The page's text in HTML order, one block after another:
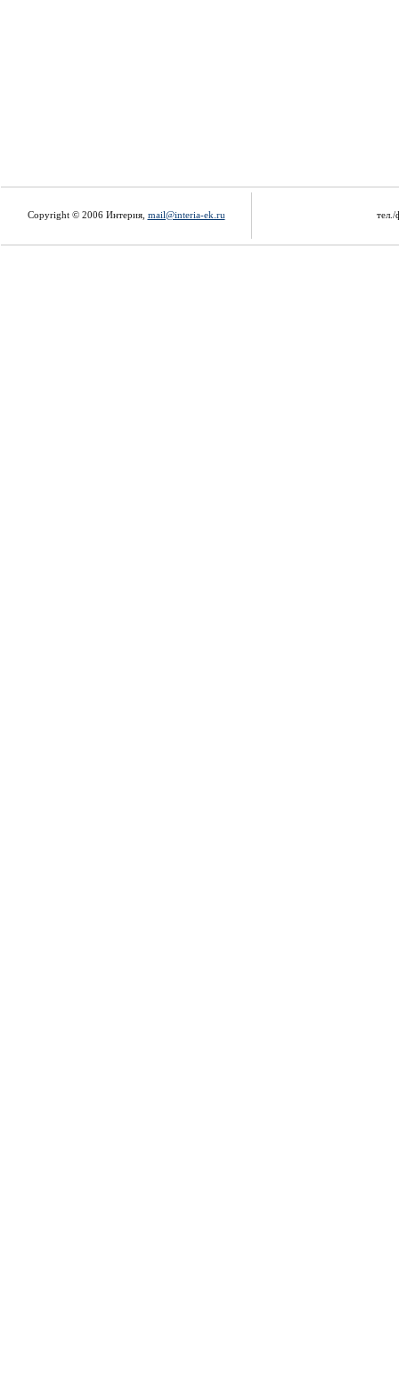
Copyright © 2006 Интерия, mail@interia-ek.ru